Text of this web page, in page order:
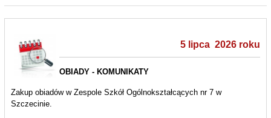
5 lipca 2026 roku
OBIADY - KOMUNIKATY
Zakup obiadów w Zespole Szkół Ogólnokształcących nr 7 w
Szczecinie.